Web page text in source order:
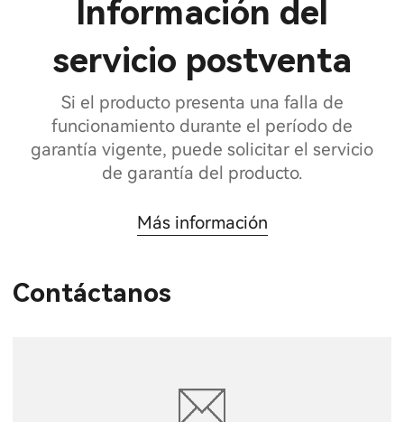
Información del
servicio postventa
Si el producto presenta una falla de
funcionamiento durante el período de
garantía vigente, puede solicitar el servicio
de garantía del producto.
Más información
Contáctanos